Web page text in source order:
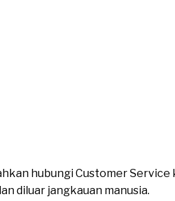
hubungi Customer
diluar jangkauan manusia.